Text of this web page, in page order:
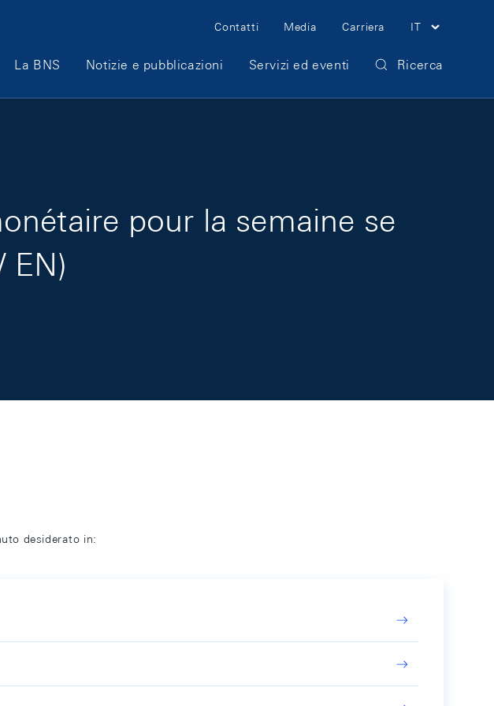
Meta Navigation
Contatti Media Carriera IT
Main Navigation
La BNS Notizie e pubblicazioni Servizi ed eventi Ricerca
pour la semaine se
EN)
desiderato in: